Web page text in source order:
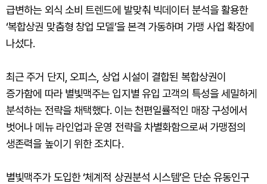
급변하는 외식 소비 트렌드에 발맞춰 빅데이터 분석을 활용한
‘복합상권 맞춤형 창업 모델’을 본격 가동하며 가맹 사업 확장에
나섰다.
최근 주거 단지, 오피스, 상업 시설이 결합된 복합상권이
증가함에 따라 별빛맥주는 입지별 유입 고객의 특성을 세밀하게
분석하는 전략을 채택했다. 이는 천편일률적인 매장 구성에서
벗어나 메뉴 라인업과 운영 전략을 차별화함으로써 가맹점의
생존력을 높이기 위한 조치다.
별빛맥주가 도입한 ‘체계적 상권분석 시스템’은 단순 유동인구